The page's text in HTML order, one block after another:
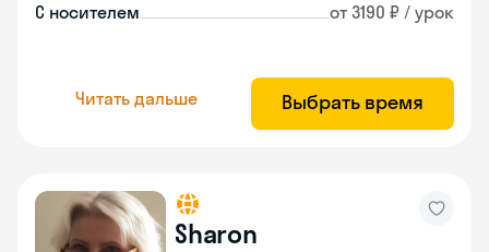
С носителем от 3190 ₽ / урок
Читать дальше Выбрать время
Sharon